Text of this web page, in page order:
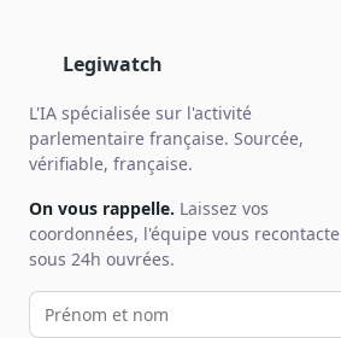
Legiwatch
L'IA spécialisée sur l'activité
parlementaire française. Sourcée,
vérifiable, française.
On vous rappelle. Laissez vos
coordonnées, l'équipe vous recontacte
sous 24h ouvrées.
Votre prénom et nom
Votre email
Votre téléphone